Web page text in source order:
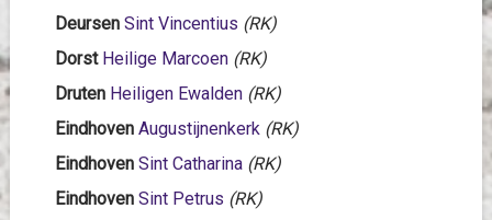
Deursen Sint Vincentius (RK)
Dorst Heilige Marcoen (RK)
Druten Heiligen Ewalden (RK)
Eindhoven Augustijnenkerk (RK)
Eindhoven Sint Catharina(RK)
Eindhoven Sint Petrus (RK)